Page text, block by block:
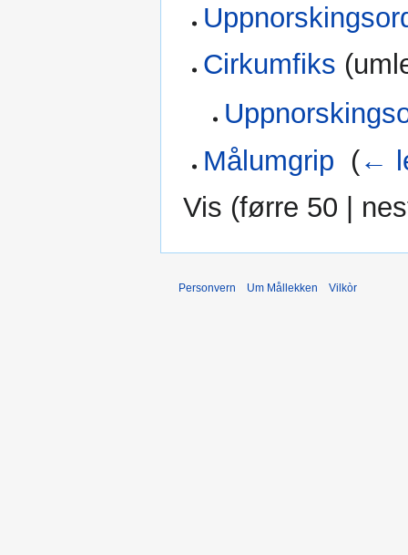
Cirkumfiks
Målumgrip (←
Vis (førre 50
Personvern Um Mållekken Vilkòr